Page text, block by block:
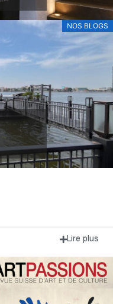
NOS BLOGS
Lire plus